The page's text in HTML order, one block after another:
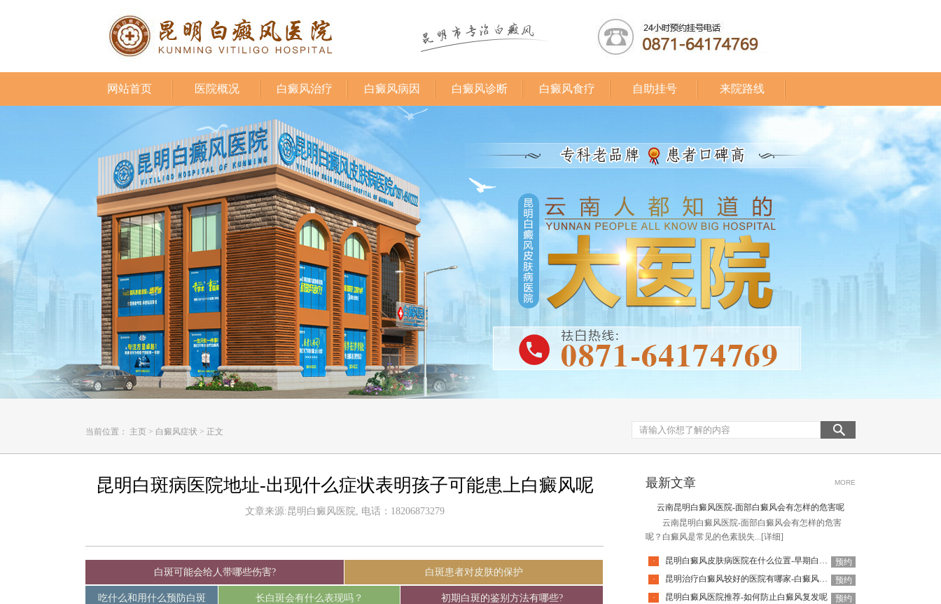
网站首页 医院概况 白癜风治疗 白癜风病因 白癜风诊断 白癜风食疗 自助挂号 来院路线
当前位置： 主页 > 白癜风症状 > 正文
昆明白斑病医院地址-出现什么症状表明孩子可能患上白癜风呢
文章来源:昆明白癜风医院, 电话：18206873279
白斑可能会给人带哪些伤害? 白斑患者对皮肤的保护
吃什么和用什么预防白斑 长白斑会有什么表现吗？ 初期白斑的鉴别方法有哪些?
最新文章 MORE
云南昆明白癜风医院-面部白癜风会有怎样的危害呢
云南昆明白癜风医院-面部白癜风会有怎样的危害
呢？白癜风是常见的色素脱失... [详细]
· 昆明白癜风皮肤病医院在什么位置-早期白癜风有什么表现
预约
·
昆明治疗白癜风较好的医院有哪家-白癜风治疗需要谨记什么呢
预约
·
昆明白癜风医院推荐-如何防止白癜风复发呢
预约